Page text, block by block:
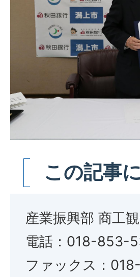
この記事
産業振興部 商工
電話：018-853-
ファックス：